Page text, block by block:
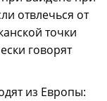
отвлечься от
точки
говорят
из Европы: